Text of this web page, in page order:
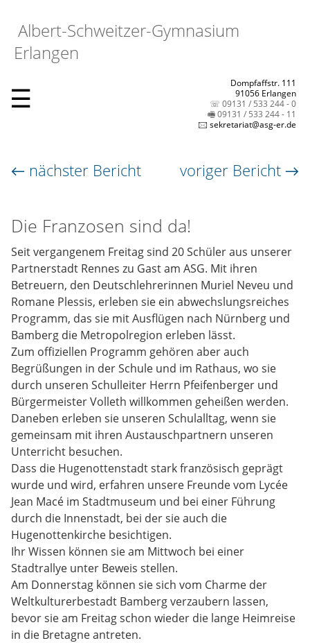
Albert-Schweitzer-Gymnasium
Erlangen
☰
Dompfaffstr. 111
91056 Erlangen
☏ 09131 / 533 244 - 0
🖷 09131 / 533 244 - 11
🖂 sekretariat@asg-er.de
← nächster Bericht voriger Bericht →
Die Franzosen sind da!
Seit vergangenem Freitag sind 20 Schüler aus unserer
Partnerstadt Rennes zu Gast am ASG. Mit ihren
Betreuern, den Deutschlehrerinnen Muriel Neveu und
Romane Plessis, erleben sie ein abwechslungsreiches
Programm, das sie mit Ausflügen nach Nürnberg und
Bamberg die Metropolregion erleben lässt.
Zum offiziellen Programm gehören aber auch
Begrüßungen in der Schule und im Rathaus, wo sie
durch unseren Schulleiter Herrn Pfeifenberger und
Bürgermeister Volleth willkommen geheißen werden.
Daneben erleben sie unseren Schulalltag, wenn sie
gemeinsam mit ihren Austauschpartnern unseren
Unterricht besuchen.
Dass die Hugenottenstadt stark französisch geprägt
wurde und wird, erfahren unsere Freunde vom Lycée
Jean Macé im Stadtmuseum und bei einer Führung
durch die Innenstadt, bei der sie auch die
Hugenottenkirche besichtigen.
Ihr Wissen können sie am Mittwoch bei einer
Stadtrallye unter Beweis stellen.
Am Donnerstag können sie sich vom Charme der
Weltkulturerbestadt Bamberg verzaubern lassen,
bevor sie am Freitag schon wieder die lange Heimreise
in die Bretagne antreten.